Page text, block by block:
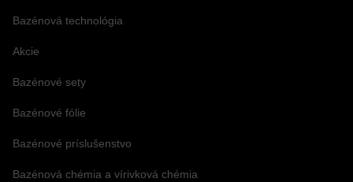
Bazénová technológia
Akcie
Bazénové sety
Bazénové fólie
Bazénové príslušenstvo
Bazénová chémia a vírivková chémia